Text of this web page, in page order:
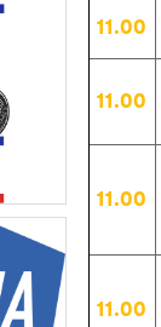
11.00
11.00
11.00
11.00